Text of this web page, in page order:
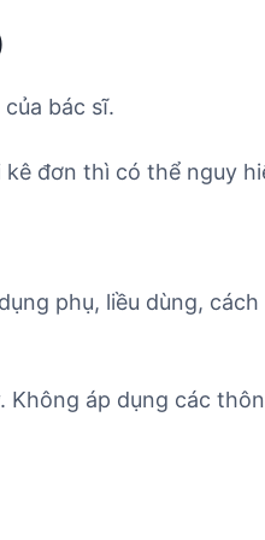
bác sĩ.
đơn thì có thể nguy
phụ, liều dùng,
áp dụng các